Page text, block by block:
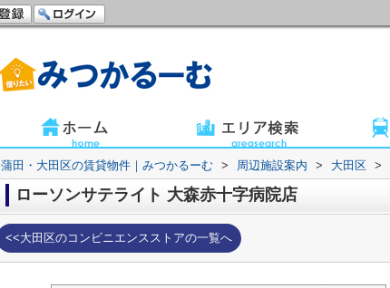
蒲田・大田区の賃貸物件｜みつかるーむ > 周辺施設案内 > 大田区 >
ローソンサテライト 大森赤十字病院店
<<大田区のコンビニエンスストアの一覧へ